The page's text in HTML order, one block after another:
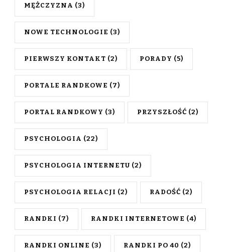
MĘŻCZYZNA (3)
NOWE TECHNOLOGIE (3)
PIERWSZY KONTAKT (2) PORADY (5)
PORTALE RANDKOWE (7)
PORTAL RANDKOWY (3) PRZYSZŁOŚĆ (2)
PSYCHOLOGIA (22)
PSYCHOLOGIA INTERNETU (2)
PSYCHOLOGIA RELACJI (2) RADOŚĆ (2)
RANDKI (7) RANDKI INTERNETOWE (4)
RANDKI ONLINE (3) RANDKI PO 40 (2)